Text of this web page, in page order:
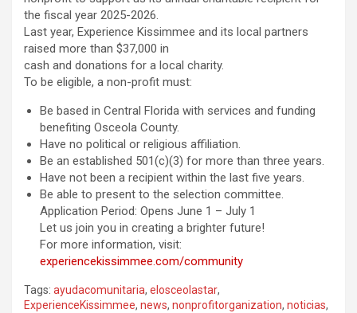
the fiscal year 2025-2026.
Last year, Experience Kissimmee and its local partners
raised more than $37,000 in
cash and donations for a local charity.
To be eligible, a non-profit must:
Be based in Central Florida with services and funding
benefiting Osceola County.
Have no political or religious affiliation.
Be an established 501(c)(3) for more than three years.
Have not been a recipient within the last five years.
Be able to present to the selection committee.
Application Period: Opens June 1 – July 1
Let us join you in creating a brighter future!
For more information, visit:
experiencekissimmee.com/community
Tags: ayudacomunitaria, elosceolastar,
ExperienceKissimmee, news, nonprofitorganization, noticias,